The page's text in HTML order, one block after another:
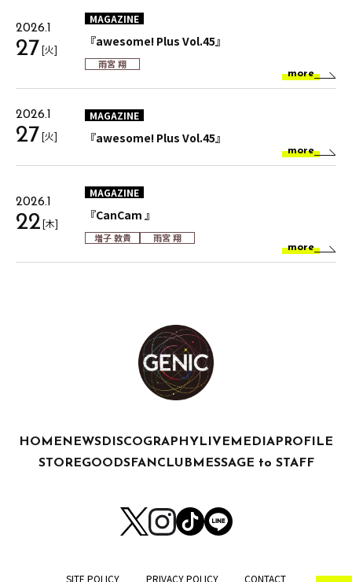
2026.1
27[火]
MAGAZINE
『awesome! Plus Vol.45』
雨宮 翔
more
2026.1
27[火]
MAGAZINE
『awesome! Plus Vol.45』
more
2026.1
22[木]
MAGAZINE
『CanCam 』
増子 敦貴 雨宮 翔
more
HOME NEWS DISCOGRAPHY LIVE MEDIA PROFILE
STOREGOODSFANCLUB MESSAGE to STAFF
SITE POLICY PRIVACY POLICY CONTACT